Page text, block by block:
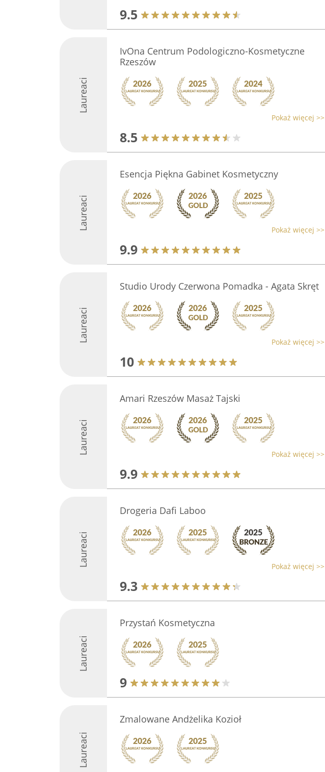
9.5
Laureaci
IvOna Centrum Podologiczno-Kosmetyczne
Rzeszów
Pokaż więcej >>
8.5
Laureaci
Esencja Piękna Gabinet Kosmetyczny
Pokaż więcej >>
9.9
Laureaci
Studio Urody Czerwona Pomadka - Agata Skręt
Pokaż więcej >>
10
Laureaci
Amari Rzeszów Masaż Tajski
Pokaż więcej >>
9.9
Laureaci
Drogeria Dafi Laboo
Pokaż więcej >>
9.3
Laureaci
Przystań Kosmetyczna
9
Laureaci
Zmalowane Andżelika Kozioł